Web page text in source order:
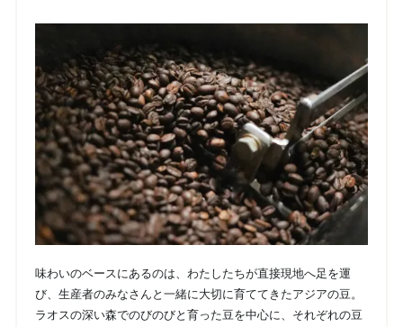
味わいのベースにあるのは、わたしたちが直接現地へ足を運
び、生産者のみなさんと一緒に大切に育ててきたアジアの豆。
ラオスの深い森でのびのびと育った豆を中心に、それぞれの豆